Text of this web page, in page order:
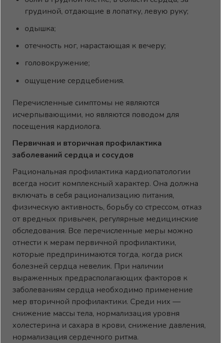
грудиной, отдающие в лопатку, левую руку;
одышка;
отечность ног, нарастающая к вечеру;
головокружение;
ощущение сердцебиения.
Перечисленные симптомы не являются
исчерпывающими, но являются поводом для
посещения кардиолога.
Первичная и вторичная профилактика
заболеваний сердца и сосудов
Рациональная профилактика кардиопатологии
всегда носит комплексный характер. Она должна
включать в себя рационализацию питания,
физическую активность, борьбу со стрессом, отказ
от вредных привычек, регулярные медицинские
обследования. Все перечисленные меры можно
отнести к мерам первичной профилактики,
которые предпринимаются тогда, когда риск
болезней сердца невелик. При наличии
выраженных предрасполагающих факторов к
заболеваниям сердца необходимо применение
мер вторичной профилактики. Среди них —
снижение массы тела, нормализация уровня
холестерина и сахара в крови, снижение давления,
нормализация сердечного ритма.